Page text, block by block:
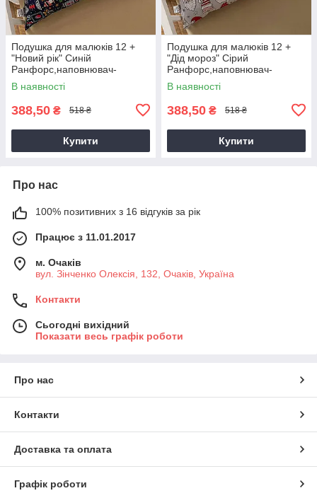
Подушка для малюків 12 +
"Новий рік" Синій
Ранфорс,наповнювач-
аеропух арт.27690001 40*60
см.(р)
В наявності
388,50 ₴ 518 ₴
Купити
Подушка для малюків 12 +
"Дід мороз" Сірий
Ранфорс,наповнювач-
аеропух арт.27690005 40*60
см.(р)
В наявності
388,50 ₴ 518 ₴
Купити
Про нас
100% позитивних з 16 відгуків за рік
Працює з 11.01.2017
м. Очаків
вул. Зінченко Олексія, 132, Очаків, Україна
Контакти
Сьогодні вихідний
Показати весь графік роботи
Про нас
Контакти
Доставка та оплата
Графік роботи